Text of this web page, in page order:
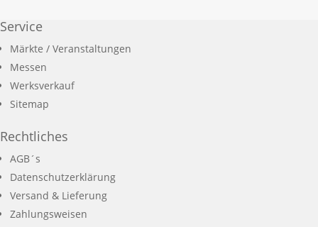
Service
Märkte / Veranstaltungen
Messen
Werksverkauf
Sitemap
Rechtliches
AGB´s
Datenschutzerklärung
Versand & Lieferung
Zahlungsweisen